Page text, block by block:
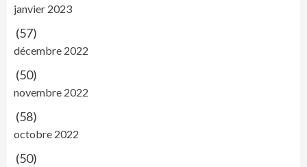
janvier 2023
(57)
décembre 2022
(50)
novembre 2022
(58)
octobre 2022
(50)